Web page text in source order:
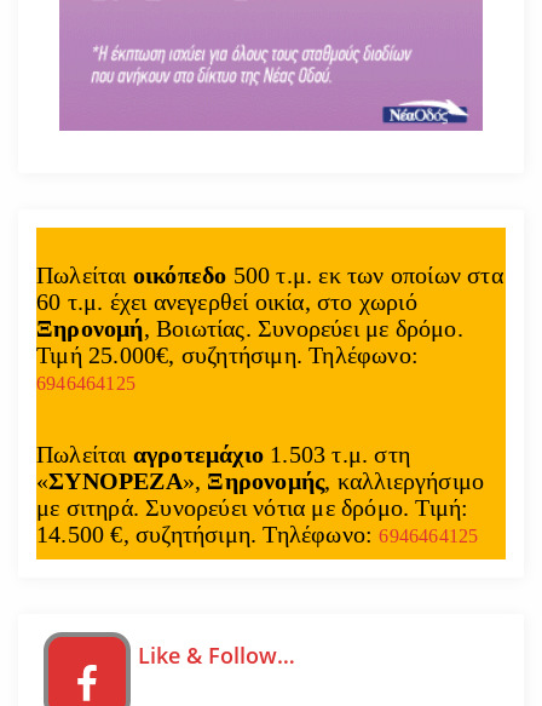
Πωλείται οικόπεδο 500 τ.μ. εκ των οποίων στα
60 τ.μ. έχει ανεγερθεί οικία, στο χωριό
Ξηρονομή, Βοιωτίας. Συνορεύει με δρόμο.
Τιμή 25.000€, συζητήσιμη. Τηλέφωνο:
6946464125
Πωλείται αγροτεμάχιο 1.503 τ.μ. στη
«ΣΥΝΟΡΕΖΑ», Ξηρονομής, καλλιεργήσιμο
με σιτηρά. Συνορεύει νότια με δρόμο. Τιμή:
14.500 €, συζητήσιμη. Τηλέφωνο:6946464125
Like & Follow…